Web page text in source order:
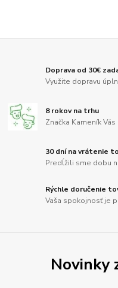
Doprava od 30€
Využite dopravu
8 rokov na trhu
Značka Kameník
30 dní na vrátenie
Predĺžili sme dobu
Rýchle doručenie
Vaša spokojnosť je
Novinky